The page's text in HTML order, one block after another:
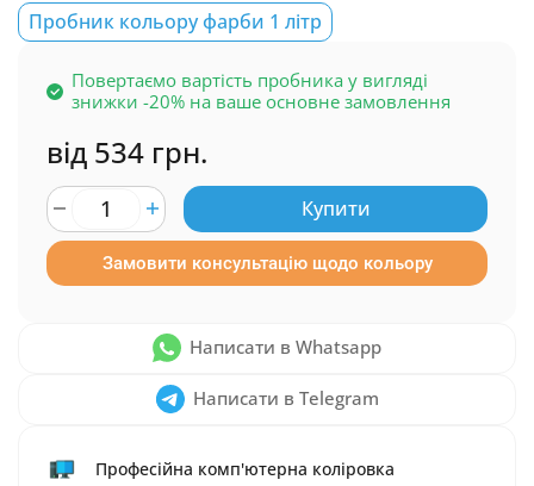
Пробник кольору фарби 1 літр
Повертаємо вартість пробника у вигляді
знижки -20% на ваше основне замовлення
від 534 грн.
Купити
Замовити консультацію щодо кольору
Написати в Whatsapp
Написати в Telegram
Професійна комп'ютерна коліровка